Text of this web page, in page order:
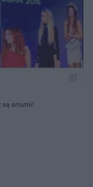
są smutni!